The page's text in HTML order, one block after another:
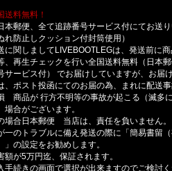
送料無料！
本郵便、全て追跡番号サービス付にてお送り
れ防止しクッション付封筒使用）
に関しましてLIVEBOOTLEGは、発送前に
、再生チェックを行い全国送料無料（日本
サービス付） でお届けしていますが、お届
、ポスト投函にてのお届の為、まれに配送
商品が 行方不明等の事故が起こる（滅多
場合がございます。
場合日本郵便 当店は、責任を負いません。
一のトラブルに備え発送の際に「簡易書留
」の設定をお勧めします。
額が5万円迄、保証されます。
手続きの画面で選択が出来ますのでご検討く